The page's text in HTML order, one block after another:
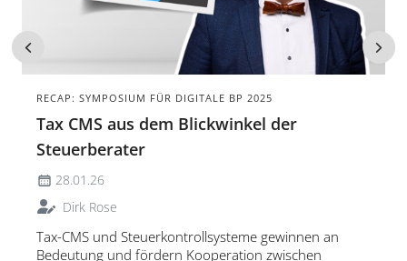
RECAP: SYMPOSIUM FÜR DIGITALE BP 2025
Tax CMS aus dem Blickwinkel der
Steuerberater
28.01.26
Dirk Rose
Tax-CMS und Steuerkontrollsysteme gewinnen an
Bedeutung und fördern Kooperation zwischen